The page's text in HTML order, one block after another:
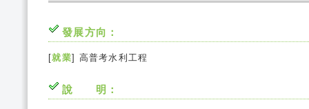
發展方向：
[就業] 高普考水利工程
說 明：